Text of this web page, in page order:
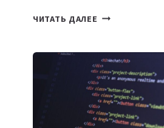
ЧИТАТЬ ДАЛЕЕ ТАСК-
ПОЛЕЗНЫХ
ИНСТРУМЕНТОВ
ДЛЯ
РАБОТЫ